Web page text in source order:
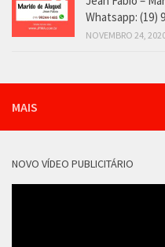
Whatsapp: (19)
NOVEMBRO 24,
MAIS
NOVO VÍDEO PUBLICITÁRIO